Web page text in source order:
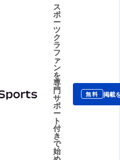
ス
ポ
ー
ツ
ク
ラ
フ
ァ
ン
を
専
門
サ
ポ
ー
ト
付
き
で
始
無料 掲載